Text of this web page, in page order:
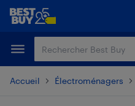
Passer
principal
Passer
Accueil Électroménagers